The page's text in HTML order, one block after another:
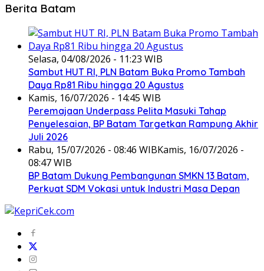
Berita Batam
Selasa, 04/08/2026 - 11:23 WIB
Sambut HUT RI, PLN Batam Buka Promo Tambah
Daya Rp81 Ribu hingga 20 Agustus
Kamis, 16/07/2026 - 14:45 WIB
Peremajaan Underpass Pelita Masuki Tahap
Penyelesaian, BP Batam Targetkan Rampung Akhir
Juli 2026
Rabu, 15/07/2026 - 08:46 WIBKamis, 16/07/2026 -
08:47 WIB
BP Batam Dukung Pembangunan SMKN 13 Batam,
Perkuat SDM Vokasi untuk Industri Masa Depan